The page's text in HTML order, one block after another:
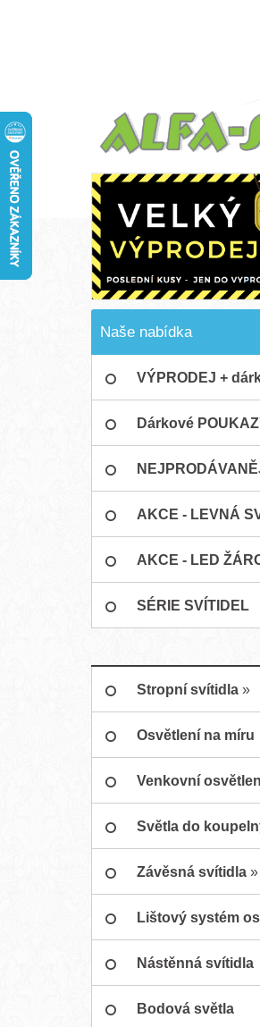
Naše nabídka
VÝPRODEJ +
»
Dárkové
AKCE - LEVNÁ
AKCE - LED
SÉRIE SVÍTIDEL
Stropní svítidla »
Osvětlení na míru
Venkovní
Světla do
Závěsná svítidla »
Lištový systém
Nástěnná svítidla
Bodová světla